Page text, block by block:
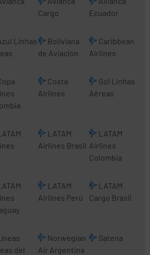
Cargo
Ecuador
Linhas
Boliviana
de Aviación
Caribbean
Airlines
Costa
Airlines
Gol Linhas
Aéreas
LATAM
Airlines Brasil
LATAM
Airlines
Colombia
LATAM
Airlines Perú
LATAM
Cargo Brasil
del
Norwegian
Air Argentina
Satena